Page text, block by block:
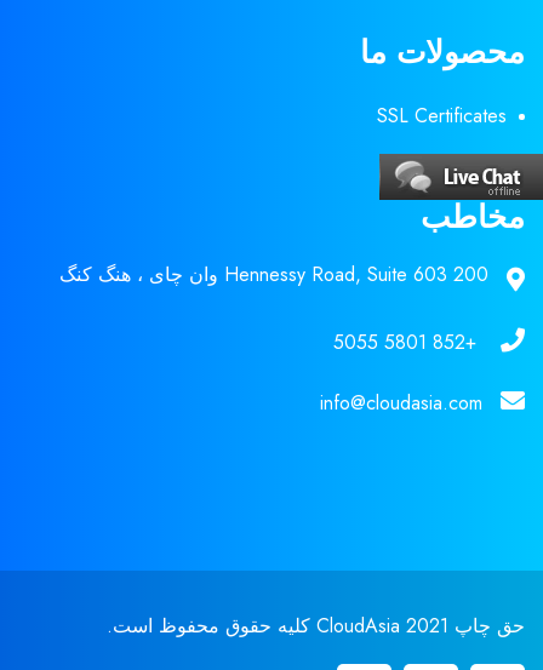
محصولات ما
SSL Certificates
مخاطب
200 Hennessy Road, Suite 603 وان چای ، هنگ کنگ
+852 5801 5055
info@cloudasia.com
حق چاپ 2021 CloudAsia کلیه حقوق محفوظ است.